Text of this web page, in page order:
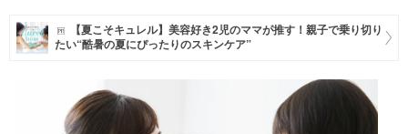
住まい
トレンド・イベント
【夏こそキュレル】美容好き2児のママが推す！親子で乗り切り
たい“酷暑の夏にぴったりのスキンケア”